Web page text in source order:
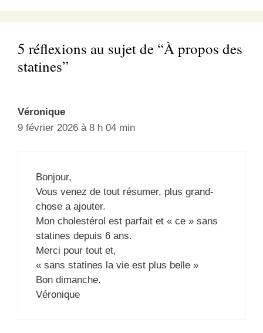
5 réflexions au sujet de “À propos des
statines”
Véronique
9 février 2026 à 8 h 04 min
Bonjour,
Vous venez de tout résumer, plus grand-
chose a ajouter.
Mon cholestérol est parfait et « ce » sans
statines depuis 6 ans.
Merci pour tout et,
« sans statines la vie est plus belle »
Bon dimanche.
Véronique